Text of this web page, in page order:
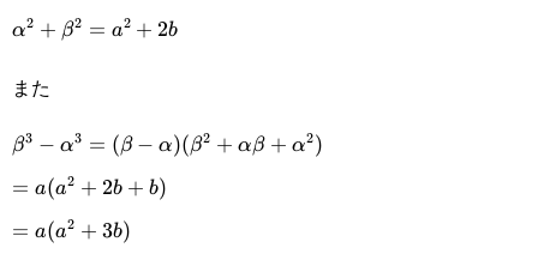
2b
\alpha^2+\beta^2=a^2+2b
α2 + β2 = a2 + 2b
また
\beta^3-\alpha^3=(\beta-\alpha)
(\beta^2+\alpha\beta+\alpha^2)
β3 − α3 = (β − α)(β2 + αβ + α2)
=a(a^2+2b+b)
= a(a2 + 2b + b)
=a(a^2+3b)
= a(a2 + 3b)